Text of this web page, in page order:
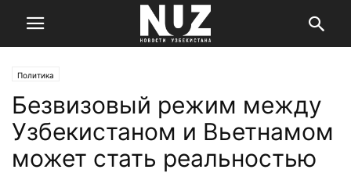
Политика
Безвизовый режим между
Узбекистаном и Вьетнамом
может стать реальностью